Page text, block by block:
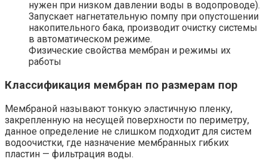
нужен при низком давлении воды в водопроводе).
Запускает нагнетательную помпу при опустошении
накопительного бака, производит очистку системы
в автоматическом режиме.
Физические свойства мембран и режимы их
работы
Классификация мембран по размерам пор
Мембраной называют тонкую эластичную пленку,
закрепленную на несущей поверхности по периметру,
данное определение не слишком подходит для систем
водоочистки, где назначение мембранных гибких
пластин — фильтрация воды.